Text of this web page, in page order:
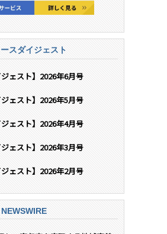
スダイジェスト
ジェスト】2026年6月号
ジェスト】2026年5月号
ジェスト】2026年4月号
ジェスト】2026年3月号
ジェスト】2026年2月号